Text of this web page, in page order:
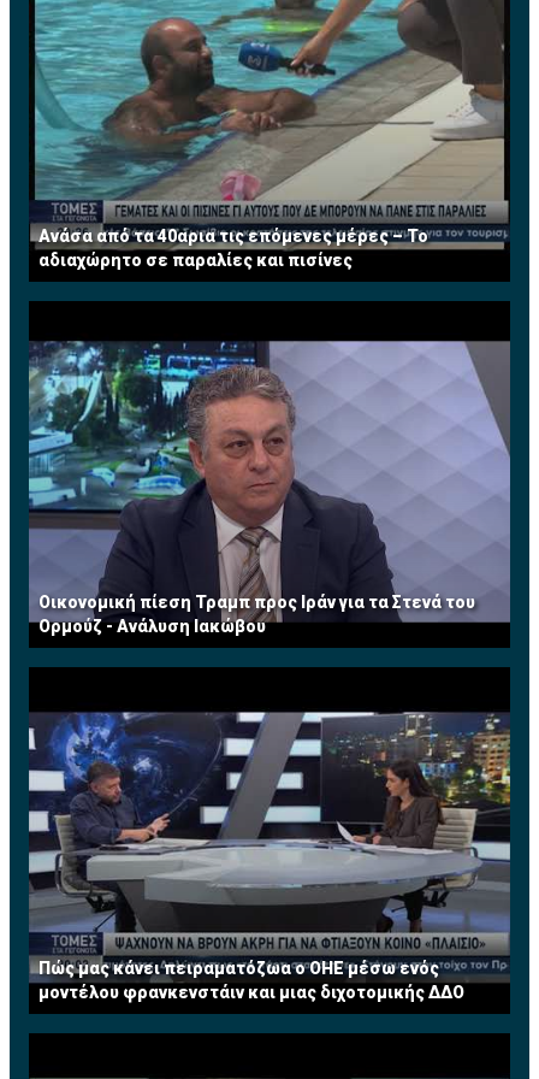
Ανάσα από τα 40αρια τις επόμενες μέρες – Το
αδιαχώρητο σε παραλίες και πισίνες
Οικονομική πίεση Τραμπ προς Ιράν για τα Στενά του
Ορμούζ - Ανάλυση Ιακώβου
Πώς μας κάνει πειραματόζωα ο ΟΗΕ μέσω ενός
μοντέλου φρανκενστάιν και μιας διχοτομικής ΔΔΟ